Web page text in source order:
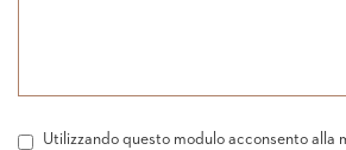
Utilizzando questo modulo acconsento alla